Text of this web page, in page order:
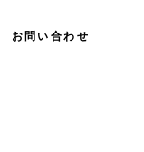
お問い合わせ